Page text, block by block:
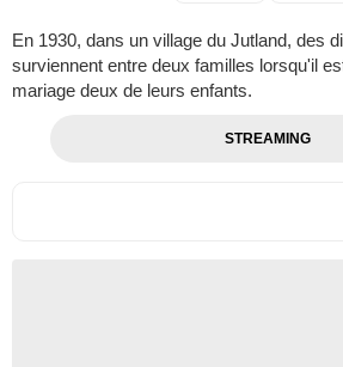
En 1930, dans un village du Jutland, des
surviennent entre deux familles lorsqu'il
mariage deux de leurs enfants.
STREAMING